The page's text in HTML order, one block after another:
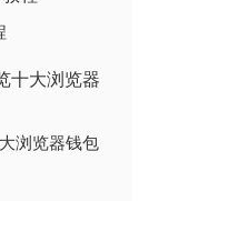
浏览器钱包